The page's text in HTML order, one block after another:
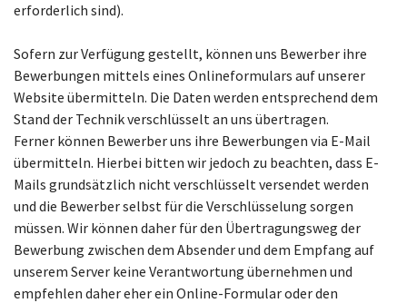
erforderlich sind).
Sofern zur Verfügung gestellt, können uns Bewerber ihre
Bewerbungen mittels eines Onlineformulars auf unserer
Website übermitteln. Die Daten werden entsprechend dem
Stand der Technik verschlüsselt an uns übertragen.
Ferner können Bewerber uns ihre Bewerbungen via E-Mail
übermitteln. Hierbei bitten wir jedoch zu beachten, dass E-
Mails grundsätzlich nicht verschlüsselt versendet werden
und die Bewerber selbst für die Verschlüsselung sorgen
müssen. Wir können daher für den Übertragungsweg der
Bewerbung zwischen dem Absender und dem Empfang auf
unserem Server keine Verantwortung übernehmen und
empfehlen daher eher ein Online-Formular oder den